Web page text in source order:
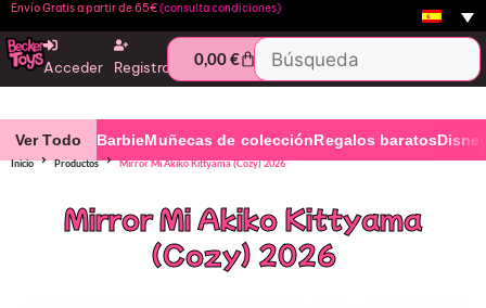
Envío Gratis a partir de 65€(consulta condiciones)
Acceder Registro 0,00€
Ver Todo BarbieMuñecas de colecciónRegalos baratos
Inicio Productos Mirror Mi Akiko Kittyama (Cozy) 2026
Mirror Mi Akiko Kittyama
(Cozy) 2026